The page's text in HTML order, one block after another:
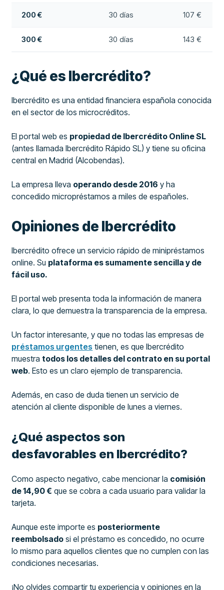
200 € 30 días 107 €
300 € 30 días 143 €
¿Qué es Ibercrédito?
Ibercrédito es una entidad financiera española conocida
en el sector de los microcréditos.
El portal web es propiedad de Ibercrédito Online SL
(antes llamada Ibercrédito Rápido SL) y tiene su oficina
central en Madrid (Alcobendas).
La empresa lleva operando desde 2016 y ha
concedido micropréstamos a miles de españoles.
Opiniones de Ibercrédito
Ibercrédito ofrece un servicio rápido de minipréstamos
online. Su plataforma es sumamente sencilla y de
fácil uso.
El portal web presenta toda la información de manera
clara, lo que demuestra la transparencia de la empresa.
Un factor interesante, y que no todas las empresas de
préstamos urgentes tienen, es que Ibercrédito
muestratodos los detalles del contrato en su portal
web. Esto es un claro ejemplo de transparencia.
Además, en caso de duda tienen un servicio de
atención al cliente disponible de lunes a viernes.
¿Qué aspectos son
desfavorables en Ibercrédito?
Como aspecto negativo, cabe mencionar la comisión
de 14,90 € que se cobra a cada usuario para validar la
tarjeta.
Aunque este importe es posteriormente
reembolsado si el préstamo es concedido, no ocurre
lo mismo para aquellos clientes que no cumplen con las
condiciones necesarias.
¡No olvides compartir tu experiencia y opiniones en la